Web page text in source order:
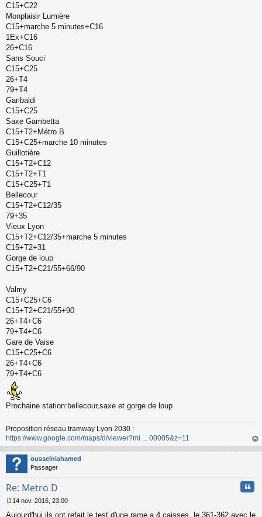
C15+C22
Monplaisir Lumière
C15+marche 5 minutes+C16
1Ex+C16
26+C16
Sans Souci
C15+C25
26+T4
79+T4
Garibaldi
C15+C25
Saxe Gambetta
C15+T2+Métro B
C15+C25+marche 10 minutes
Guillotière
C15+T2+C12
C15+T2+T1
C15+C25+T1
Bellecour
C15+T2+C12/35
79+35
Vieux Lyon
C15+T2+C12/35+marche 5 minutes
C15+T2+31
Gorge de loup
C15+T2+C21/55+66/90
Valmy
C15+C25+C6
C15+T2+C21/55+90
26+T4+C6
79+T4+C6
Gare de Vaise
C15+C25+C6
26+T4+C6
79+T4+C6
Prochaine station:bellecour,saxe et gorge de loup
Proposition réseau tramway Lyon 2030 :
https://www.google.com/maps/d/viewer?mi ... 00005&z=11
au
ousseiniahamed
Passager
Re: Metro D
14 nov. 2016, 23:00
Aujourd'hui ils ont refait le test d'une rame a 4 caisses. le 361-362 avec le